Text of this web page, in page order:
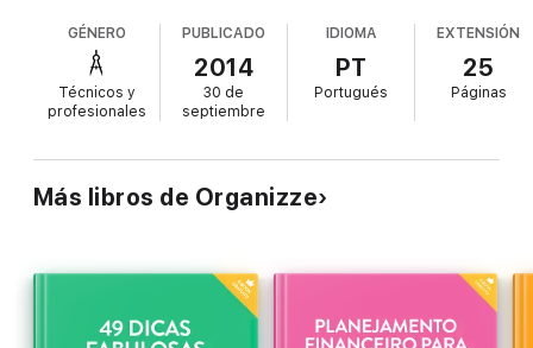
São 5 capítulos direcionados a quem quer chegar no altar sem
contas e permanecer assim por toda a vida de casado. Você vai
perceber que é tudo uma questão de planejamento e nós
GÉNERO
Técnicos y
profesionales
PUBLICADO
2014
30 de
septiembre
IDIOMA
PT
Portugués
EXTENSIÓN
25
Páginas
Más libros de Organizze